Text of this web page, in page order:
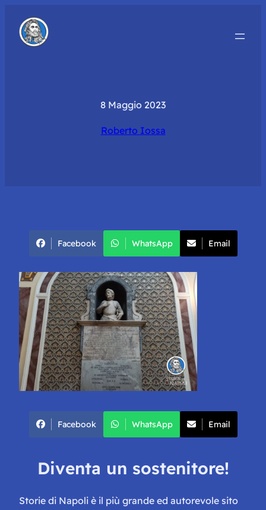
8 Maggio 2023
Roberto Iossa
Facebook WhatsApp Email
Facebook WhatsApp Email
Diventa un sostenitore!
Storie di Napoli è il più grande ed autorevole sito